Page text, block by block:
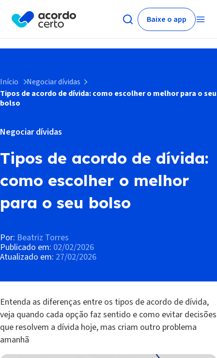
Baixe o app
Início
Negociar dívidas
Tipos de acordo de dívida: como escolher o melhor para o seu
bolso
Negociar dívidas
Tipos de acordo de dívida:
como escolher o melhor
para o seu bolso
Por: Beatriz Torres
Publicado em: 02/02/2026
Atualizado em: 27/02/2026
Entenda as diferenças entre os tipos de acordo de dívida,
veja quando cada opção faz sentido e como evitar decisões
que resolvem a dívida hoje, mas criam outro problema
amanhã